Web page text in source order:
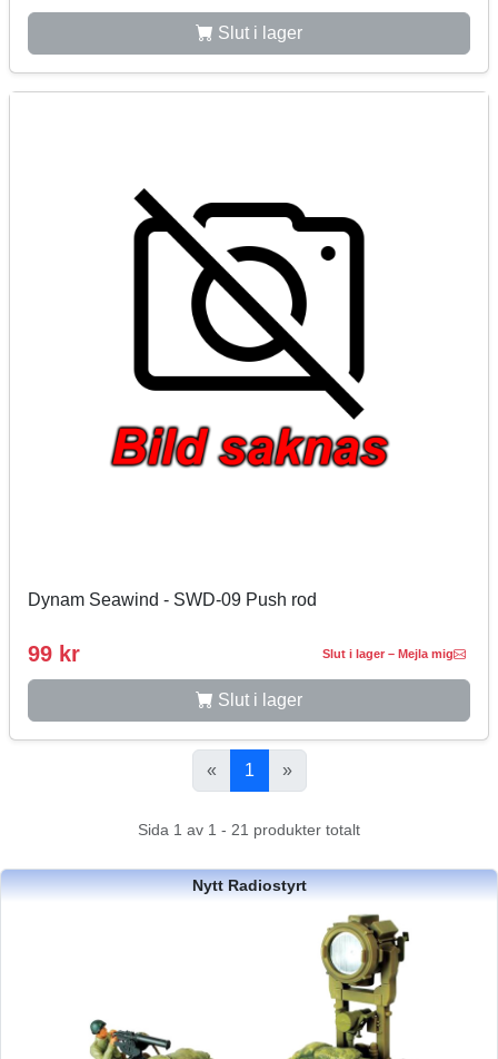
Slut i lager
Dynam Seawind - SWD-09 Push rod
99 kr Slut i lager – Mejla mig
Slut i lager
« 1 »
Sida 1 av 1 - 21 produkter totalt
Nytt Radiostyrt